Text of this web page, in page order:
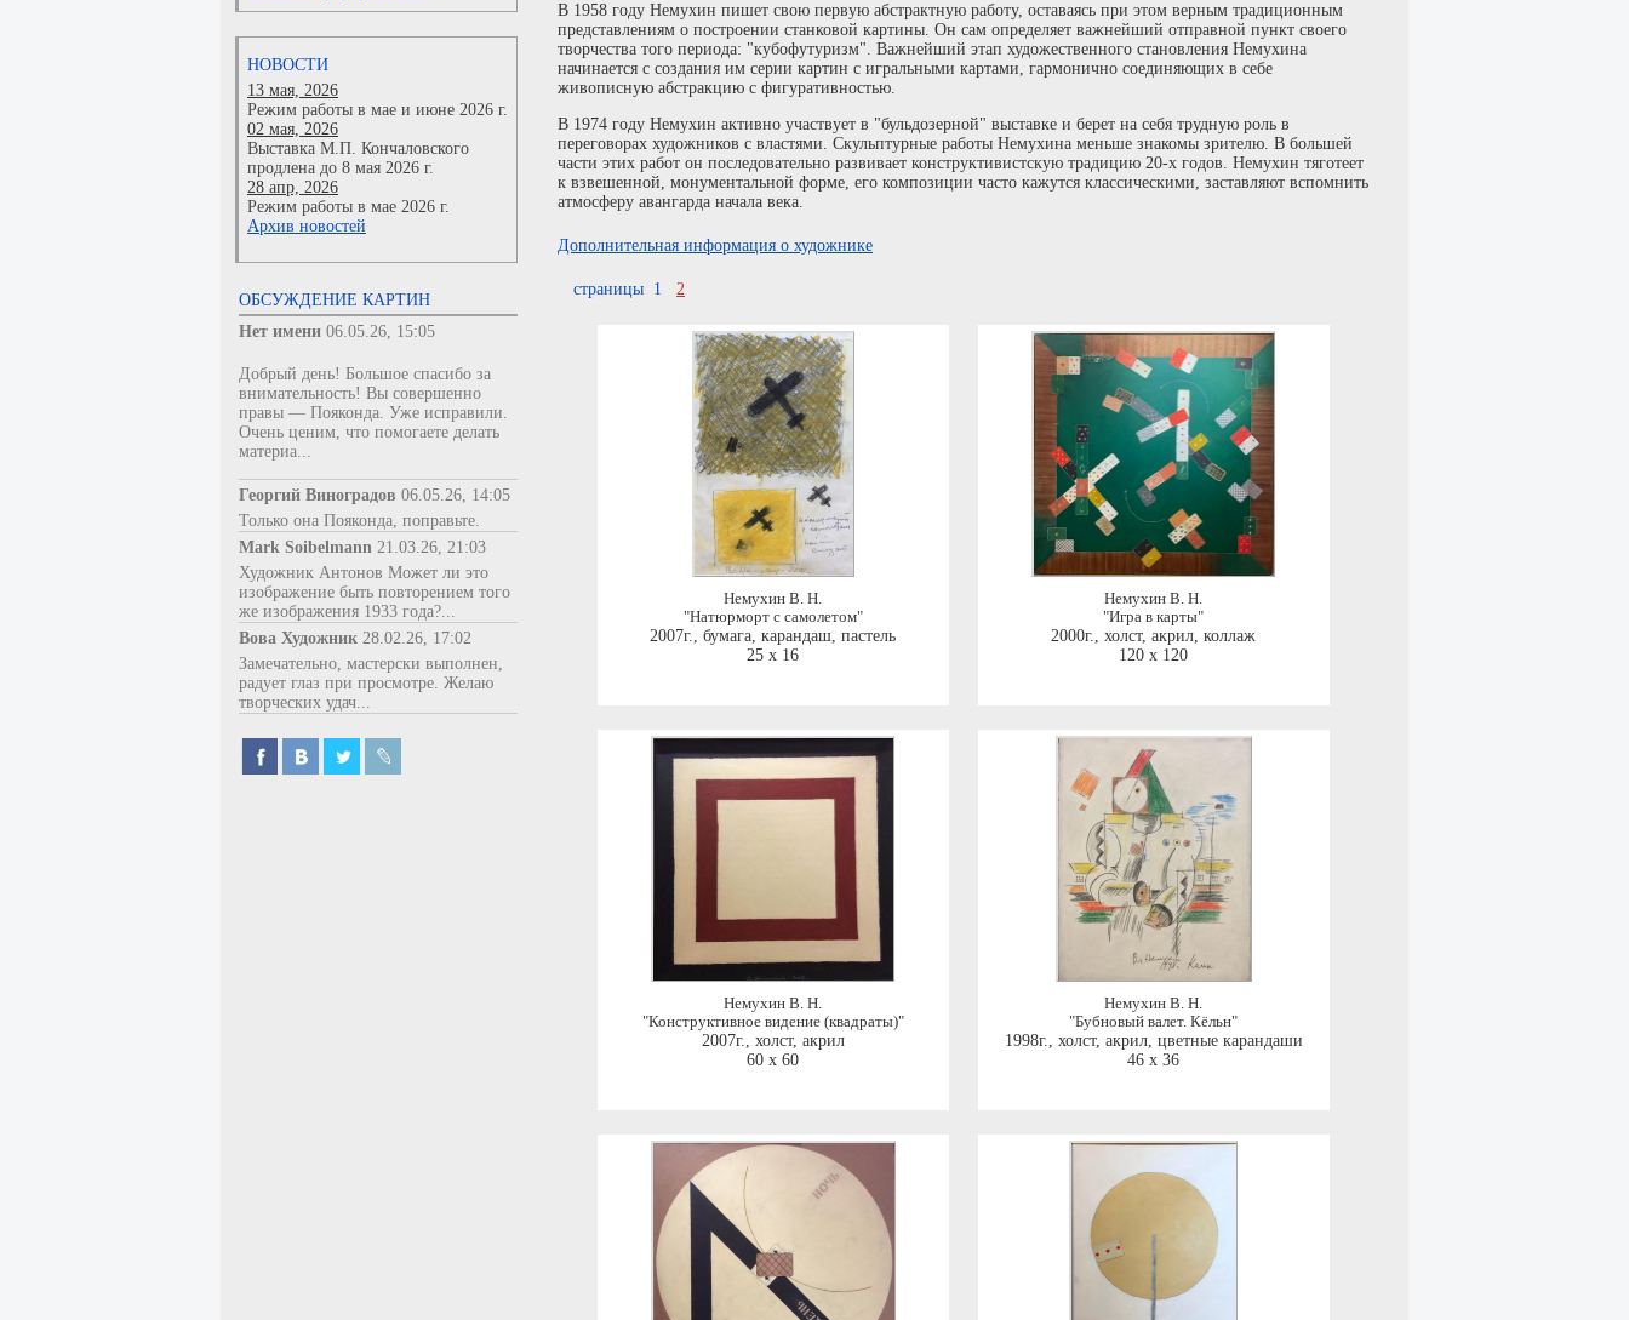
НОВОСТИ
13 мая, 2026
Режим работы в мае и июне 2026 г.
02 мая, 2026
Выставка М.П. Кончаловского
продлена до 8 мая 2026 г.
28 апр, 2026
Режим работы в мае 2026 г.
Архив новостей
ОБСУЖДЕНИЕ КАРТИН
Нет имени 06.05.26, 15:05
Добрый день! Большое спасибо за
внимательность! Вы совершенно
правы — Пояконда. Уже исправили.
Очень ценим, что помогаете делать
материа...
Георгий Виноградов 06.05.26, 14:05
Только она Пояконда, поправьте.
Mark Soibelmann 21.03.26, 21:03
Художник Антонов Может ли это
изображение быть повторением того
же изображения 1933 года?...
Вова Художник 28.02.26, 17:02
Замечательно, мастерски выполнен,
радует глаз при просмотре. Желаю
творческих удач...
В 1958 году Немухин пишет свою первую абстрактную работу, оставаясь при этом верным традиционным
представлениям о построении станковой картины. Он сам определяет важнейший отправной пункт своего
творчества того периода: "кубофутуризм". Важнейший этап художественного становления Немухина
начинается с создания им серии картин с игральными картами, гармонично соединяющих в себе
живописную абстракцию с фигуративностью.
В 1974 году Немухин активно участвует в "бульдозерной" выставке и берет на себя трудную роль в
переговорах художников с властями. Скульптурные работы Немухина меньше знакомы зрителю. В большей
части этих работ он последовательно развивает конструктивистскую традицию 20-х годов. Немухин тяготеет
к взвешенной, монументальной форме, его композиции часто кажутся классическими, заставляют вспомнить
атмосферу авангарда начала века.
Дополнительная информация о художнике
страницы 1 2
Немухин В. Н.
"Натюрморт с самолетом"
2007г., бумага, карандаш, пастель
25 x 16
Немухин В. Н.
"Игра в карты"
2000г., холст, акрил, коллаж
120 x 120
Немухин В. Н.
"Конструктивное видение (квадраты)"
2007г., холст, акрил
60 x 60
Немухин В. Н.
"Бубновый валет. Кёльн"
1998г., холст, акрил, цветные карандаши
46 x 36